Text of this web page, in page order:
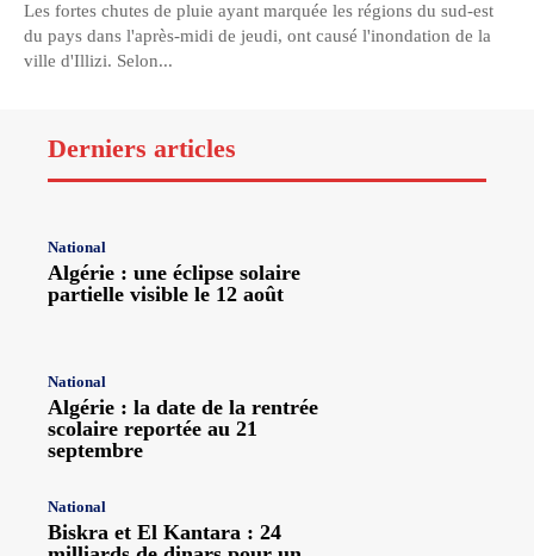
Les fortes chutes de pluie ayant marquée les régions du sud-est
du pays dans l'après-midi de jeudi, ont causé l'inondation de la
ville d'Illizi. Selon...
Derniers articles
National
Algérie : une éclipse solaire
partielle visible le 12 août
National
Algérie : la date de la rentrée
scolaire reportée au 21
septembre
National
Biskra et El Kantara : 24